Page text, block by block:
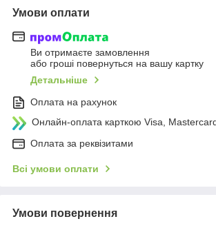
Умови оплати
Ви отримаєте замовлення
або гроші повернуться на вашу картку
Детальніше
Оплата на рахунок
Онлайн-оплата карткою Visa,
Оплата за реквізитами
Всі умови оплати
Умови повернення